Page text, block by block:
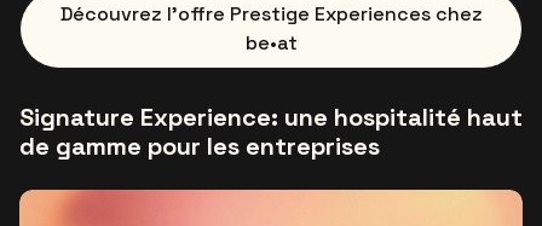
Découvrez l’offre Prestige Experiences chez
be•at
Signature Experience: une hospitalité haut
de gamme pour les entreprises